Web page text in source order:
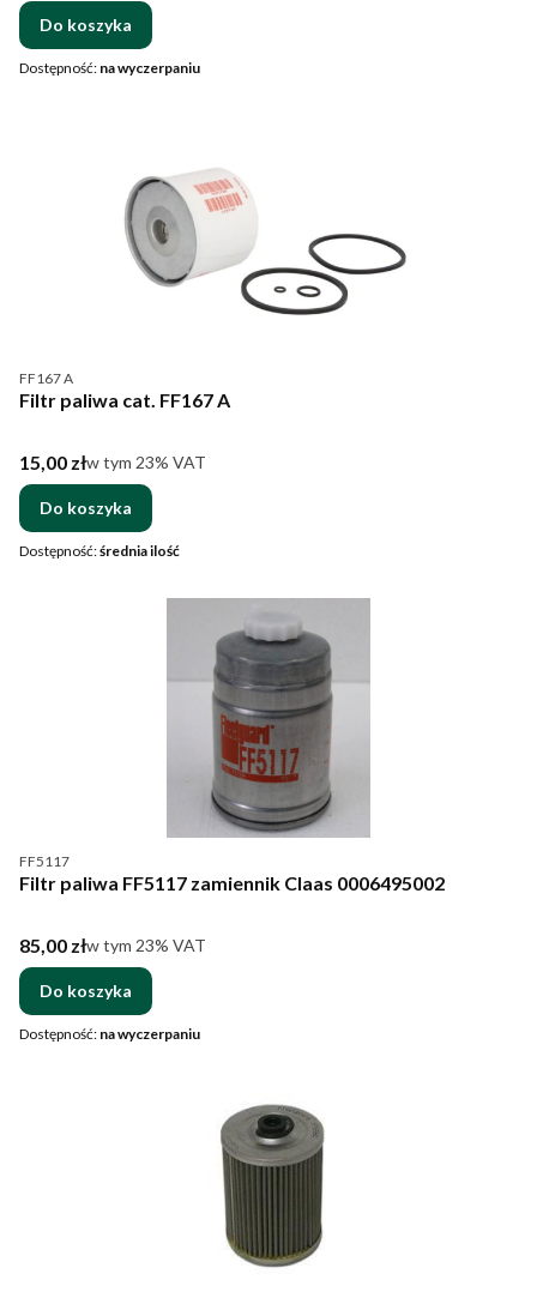
Do koszyka
Dostępność: na wyczerpaniu
Kod produktu
FF167 A
Filtr paliwa cat. FF167 A
Cena brutto
15,00 złw tym %s VAT
w tym 23% VAT
Do koszyka
Dostępność:średnia ilość
Kod produktu
FF5117
Filtr paliwa FF5117 zamiennik Claas 0006495002
Cena brutto
85,00 złw tym %s VAT
w tym 23% VAT
Do koszyka
Dostępność: na wyczerpaniu